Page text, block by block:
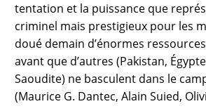
tentation et la puissance que
criminel mais prestigieux pour les
doué demain d’énormes
avant que d’autres (Pakistan,
Saoudite) ne basculent dans le
(Maurice G. Dantec, Alain Suied,